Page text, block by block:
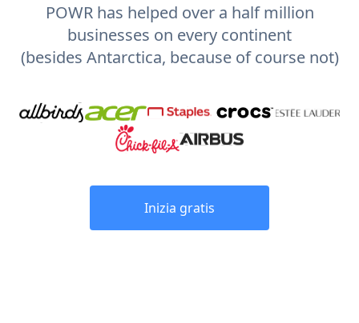
POWR has helped over a half million
businesses on every continent
(besides Antarctica, because of course not)
Inizia gratis